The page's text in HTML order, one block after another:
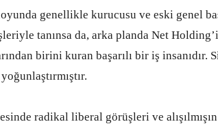
genellikle kurucusu ve eski genel
tanınsa da, arka planda Net
birini kuran başarılı bir iş insanıdır.
radikal liberal görüşleri ve